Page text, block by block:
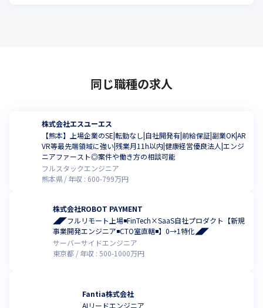
同じ職種の求人
株式会社エスユーエス
【熊本】上場企業のSE|転勤なし|自社開発有|前給保証|副業OK|AR
VR等最先端領域に強い|残業月11h以内|健康経営優良法人|エンジ
ニアファースト◎案件や働き方の相談可能
フルスタックエンジニア
熊本県
年収 : 600-799万円
株式会社ROBOT PAYMENT
◢◤フルリモート上場◾️FinTech×SaaS自社プロダクト【新規
事業開発エンジニア◾️CTO室直轄◾️】0→1特化◢◤
サーバーサイドエンジニア
東京都
年収 :500-1000万円
Fantia株式会社
AIリードエンジニア